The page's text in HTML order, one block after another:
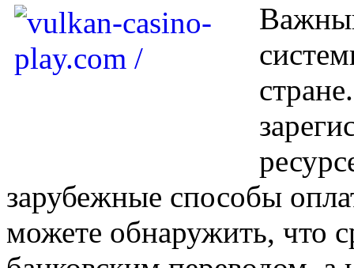
зарубежные способы
можете обнаружить, что